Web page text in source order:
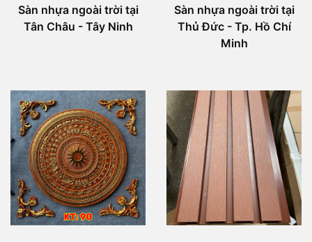
Sàn nhựa ngoài trời tại
Tân Châu - Tây Ninh
Sàn nhựa ngoài trời tại
Thủ Đức - Tp. Hồ Chí
Minh